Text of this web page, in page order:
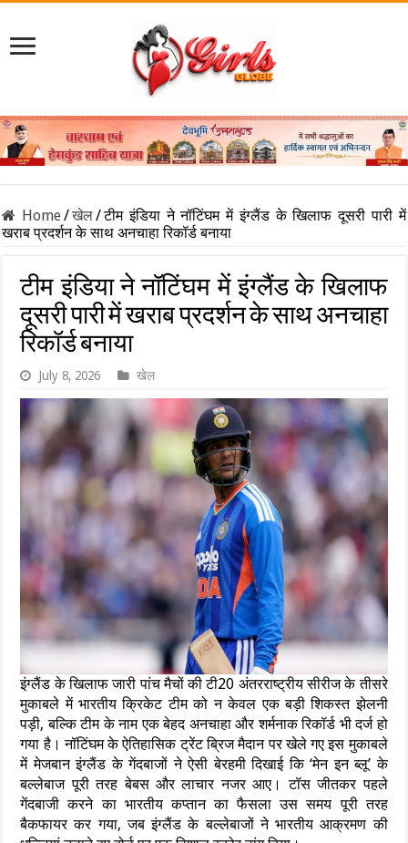
Home/खेल/टीम इंडिया ने नॉटिंघम में इंग्लैंड के खिलाफ दूसरी पारी में
खराब प्रदर्शन के साथ अनचाहा रिकॉर्ड बनाया
टीम इंडिया ने नॉटिंघम में इंग्लैंड के खिलाफ
दूसरी पारी में खराब प्रदर्शन के साथ अनचाहा
रिकॉर्ड बनाया
July 8, 2026 खेल
इंग्लैंड के खिलाफ जारी पांच मैचों की टी20 अंतरराष्ट्रीय सीरीज के तीसरे
मुकाबले में भारतीय क्रिकेट टीम को न केवल एक बड़ी शिकस्त झेलनी
पड़ी, बल्कि टीम के नाम एक बेहद अनचाहा और शर्मनाक रिकॉर्ड भी दर्ज हो
गया है। नॉटिंघम के ऐतिहासिक ट्रेंट ब्रिज मैदान पर खेले गए इस मुकाबले
में मेजबान इंग्लैंड के गेंदबाजों ने ऐसी बेरहमी दिखाई कि ‘मेन इन ब्लू’ के
बल्लेबाज पूरी तरह बेबस और लाचार नजर आए। टॉस जीतकर पहले
गेंदबाजी करने का भारतीय कप्तान का फैसला उस समय पूरी तरह
बैकफायर कर गया, जब इंग्लैंड के बल्लेबाजों ने भारतीय आक्रमण की